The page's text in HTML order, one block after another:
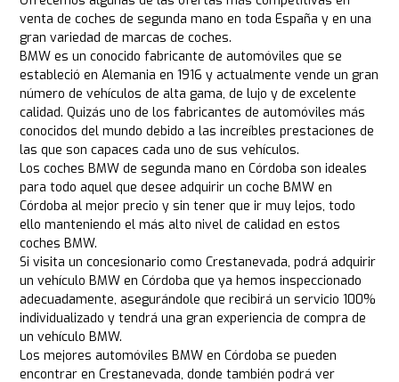
venta de coches de segunda mano en toda España y en una
gran variedad de marcas de coches.
BMW es un conocido fabricante de automóviles que se
estableció en Alemania en 1916 y actualmente vende un gran
número de vehículos de alta gama, de lujo y de excelente
calidad. Quizás uno de los fabricantes de automóviles más
conocidos del mundo debido a las increíbles prestaciones de
las que son capaces cada uno de sus vehículos.
Los coches BMW de segunda mano en Córdoba son ideales
para todo aquel que desee adquirir un coche BMW en
Córdoba al mejor precio y sin tener que ir muy lejos, todo
ello manteniendo el más alto nivel de calidad en estos
coches BMW.
Si visita un concesionario como Crestanevada, podrá adquirir
un vehículo BMW en Córdoba que ya hemos inspeccionado
adecuadamente, asegurándole que recibirá un servicio 100%
individualizado y tendrá una gran experiencia de compra de
un vehículo BMW.
Los mejores automóviles BMW en Córdoba se pueden
encontrar en Crestanevada, donde también podrá ver